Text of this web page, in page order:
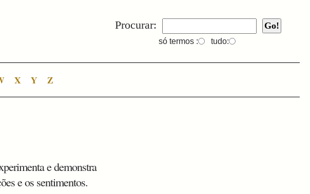
Procurar:
só termos : tudo:
X Y Z
e demonstra
e os sentimentos.